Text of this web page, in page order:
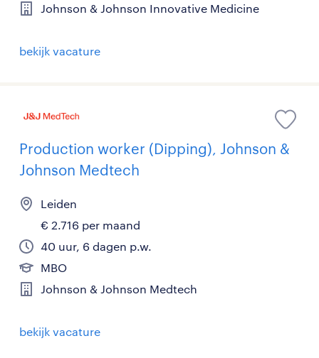
Johnson & Johnson Innovative Medicine
bekijk vacature
Production worker (Dipping), Johnson &
Johnson Medtech
Leiden
€ 2.716 per maand
40 uur, 6 dagen p.w.
MBO
Johnson & Johnson Medtech
bekijk vacature